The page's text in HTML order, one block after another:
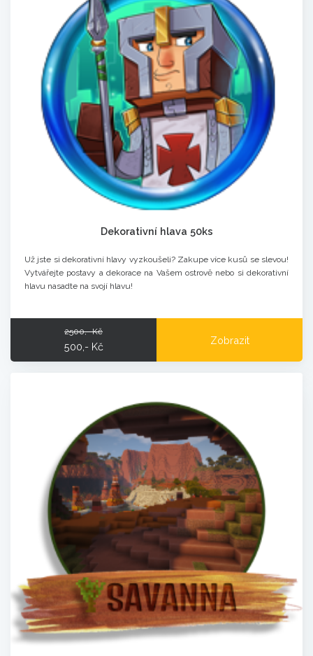
Dekorativní hlava 50ks
Už jste si dekorativní hlavy vyzkoušeli? Zakupe více kusů se slevou!
Vytvářejte postavy a dekorace na Vašem ostrově nebo si dekorativní
hlavu nasadte na svojí hlavu!
2500,- Kč
500,- Kč
Zobrazit